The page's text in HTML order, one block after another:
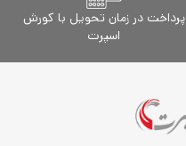
پرداخت در زمان تحویل با کورش
اسپرت